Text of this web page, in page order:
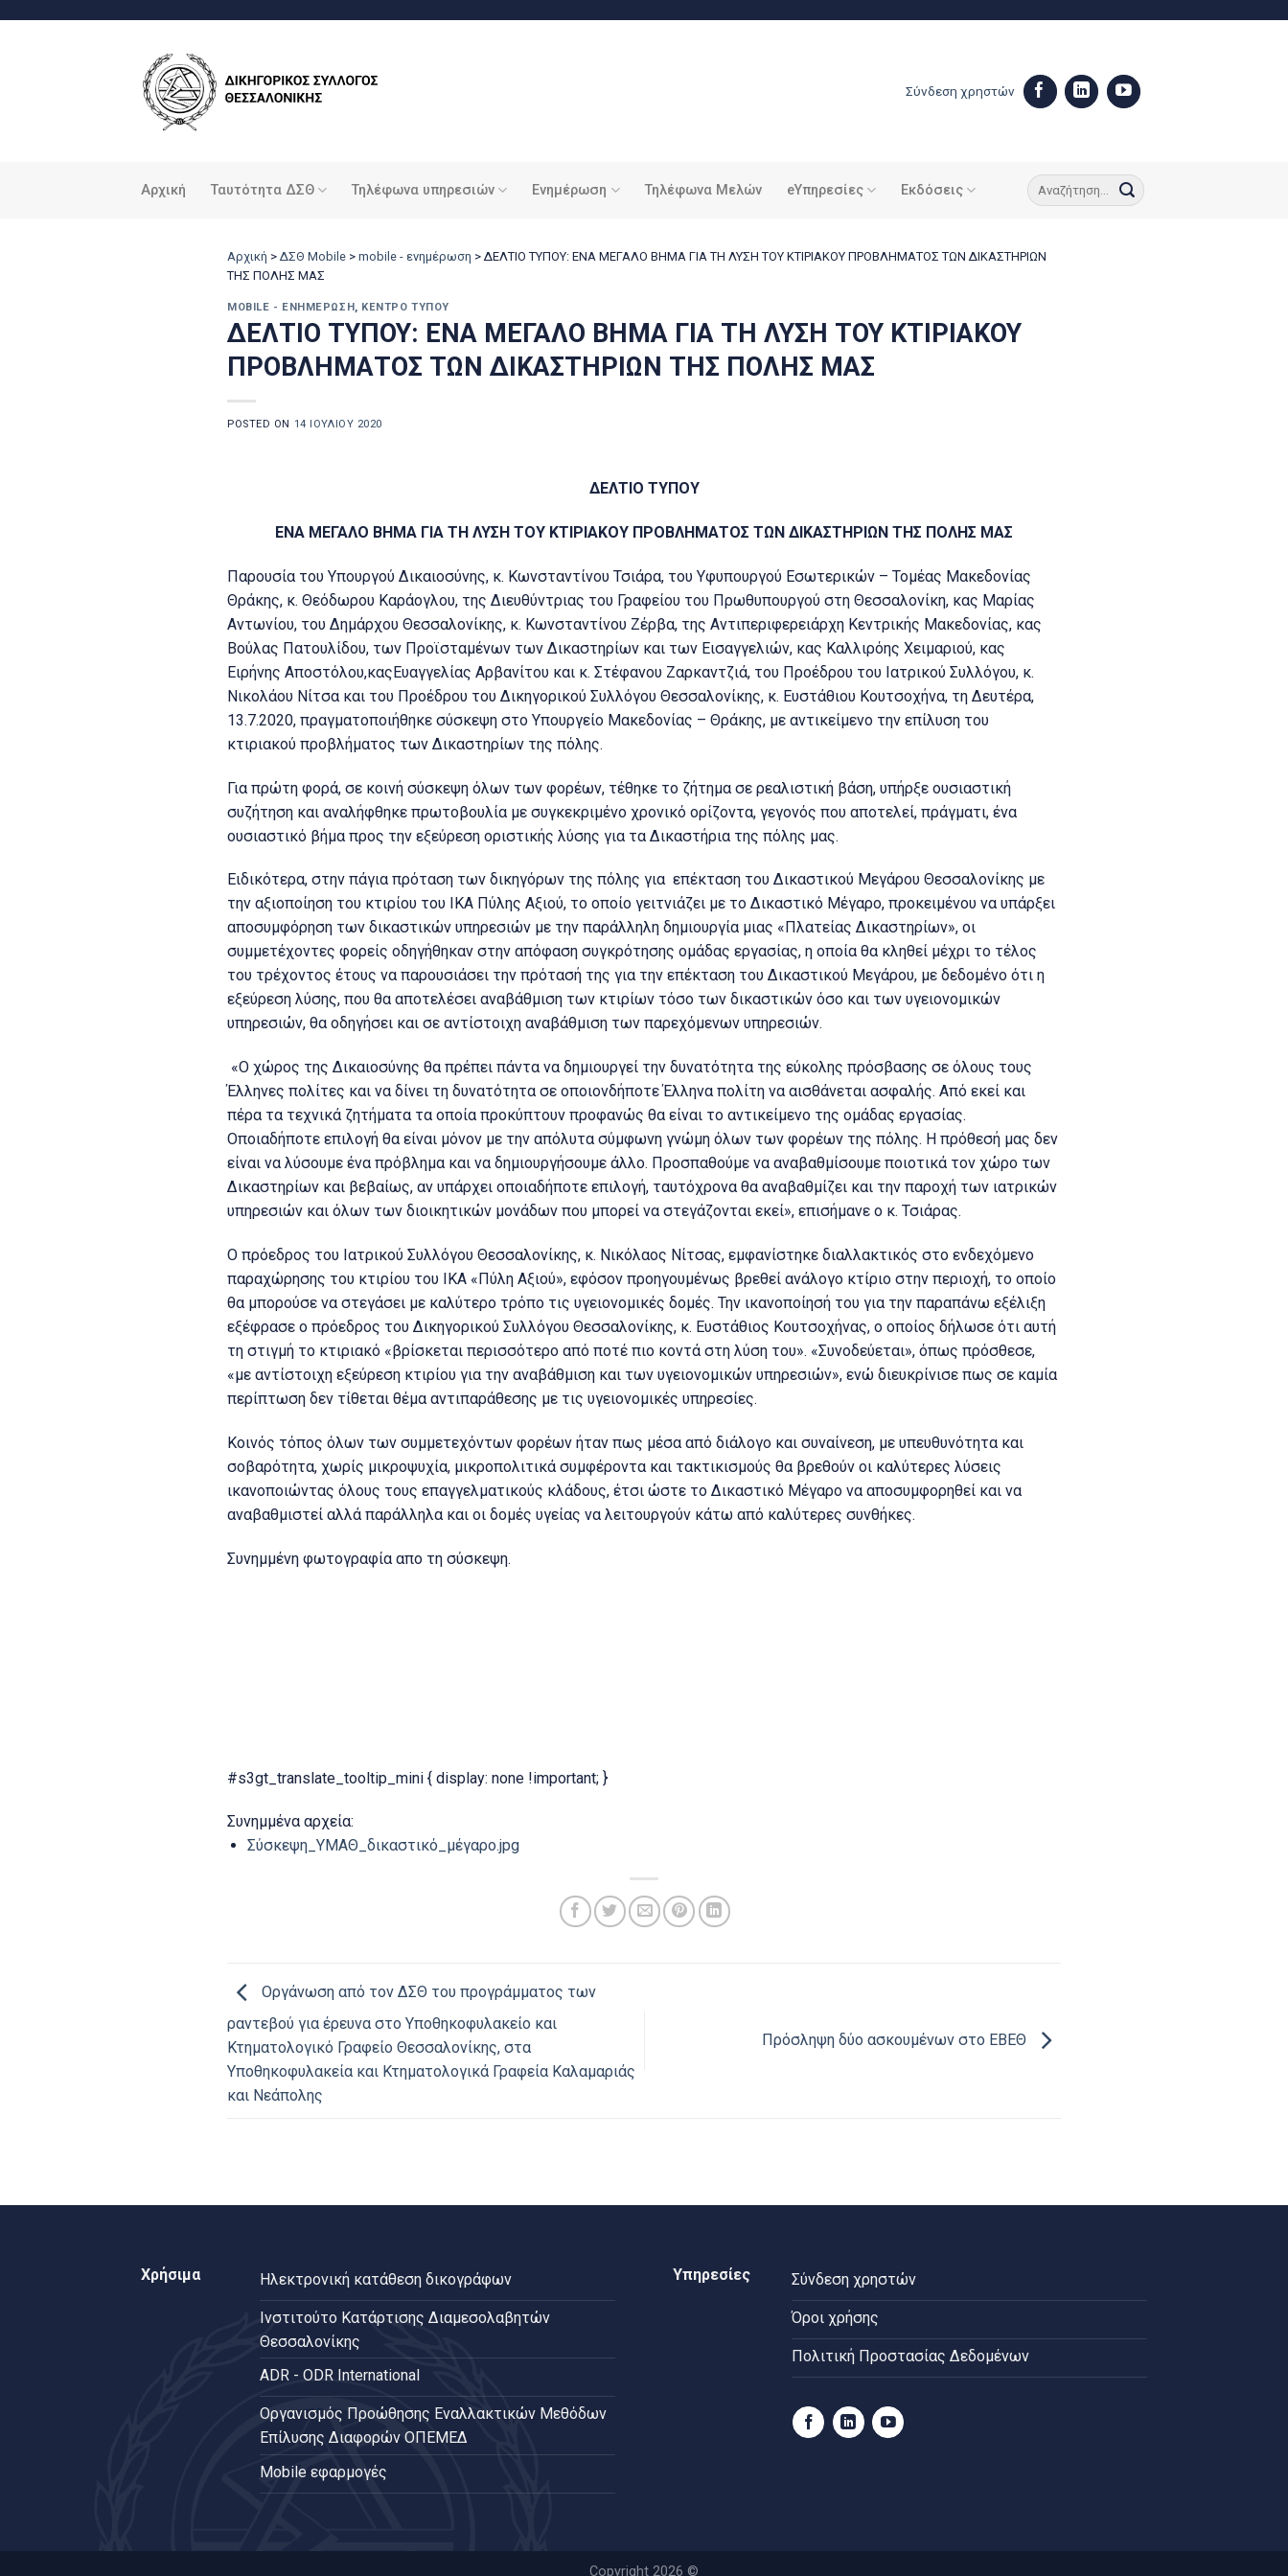
Σύνδεση χρηστών
Αρχική Ταυτότητα ΔΣΘ Τηλέφωνα υπηρεσιών Ενημέρωση Τηλέφωνα Μελών eΥπηρεσίες Εκδόσεις
Αρχική > ΔΣΘ Mobile > mobile - ενημέρωση > ΔΕΛΤΙΟ ΤΥΠΟΥ: ΕΝΑ ΜΕΓΑΛΟ ΒΗΜΑ ΓΙΑ ΤΗ ΛΥΣΗ ΤΟΥ ΚΤΙΡΙΑΚΟΥ ΠΡΟΒΛΗΜΑΤΟΣ ΤΩΝ ΔΙΚΑΣΤΗΡΙΩΝ
ΤΗΣ ΠΟΛΗΣ ΜΑΣ
MOBILE - ΕΝΗΜΈΡΩΣΗ, ΚΈΝΤΡΟ ΤΎΠΟΥ
ΔΕΛΤΙΟ ΤΥΠΟΥ: ΕΝΑ ΜΕΓΑΛΟ ΒΗΜΑ ΓΙΑ ΤΗ ΛΥΣΗ ΤΟΥ ΚΤΙΡΙΑΚΟΥ
ΠΡΟΒΛΗΜΑΤΟΣ ΤΩΝ ΔΙΚΑΣΤΗΡΙΩΝ ΤΗΣ ΠΟΛΗΣ ΜΑΣ
POSTED ON 14 ΙΟΥΛΊΟΥ 2020
ΔΕΛΤΙΟ ΤΥΠΟΥ
ΕΝΑ ΜΕΓΑΛΟ ΒΗΜΑ ΓΙΑ ΤΗ ΛΥΣΗ ΤΟΥ ΚΤΙΡΙΑΚΟΥ ΠΡΟΒΛΗΜΑΤΟΣ ΤΩΝ ΔΙΚΑΣΤΗΡΙΩΝ ΤΗΣ ΠΟΛΗΣ ΜΑΣ
Παρουσία του Υπουργού Δικαιοσύνης, κ. Κωνσταντίνου Τσιάρα, του Υφυπουργού Εσωτερικών – Τομέας Μακεδονίας
Θράκης, κ. Θεόδωρου Καράογλου, της Διευθύντριας του Γραφείου του Πρωθυπουργού στη Θεσσαλονίκη, κας Μαρίας
Αντωνίου, του Δημάρχου Θεσσαλονίκης, κ. Κωνσταντίνου Ζέρβα, της Αντιπεριφερειάρχη Κεντρικής Μακεδονίας, κας
Βούλας Πατουλίδου, των Προϊσταμένων των Δικαστηρίων και των Εισαγγελιών, κας Καλλιρόης Χειμαριού, κας
Ειρήνης Αποστόλου,καςΕυαγγελίας Αρβανίτου και κ. Στέφανου Ζαρκαντζιά, του Προέδρου του Ιατρικού Συλλόγου, κ.
Νικολάου Νίτσα και του Προέδρου του Δικηγορικού Συλλόγου Θεσσαλονίκης, κ. Ευστάθιου Κουτσοχήνα, τη Δευτέρα,
13.7.2020, πραγματοποιήθηκε σύσκεψη στο Υπουργείο Μακεδονίας – Θράκης, με αντικείμενο την επίλυση του
κτιριακού προβλήματος των Δικαστηρίων της πόλης.
Για πρώτη φορά, σε κοινή σύσκεψη όλων των φορέων, τέθηκε το ζήτημα σε ρεαλιστική βάση, υπήρξε ουσιαστική
συζήτηση και αναλήφθηκε πρωτοβουλία με συγκεκριμένο χρονικό ορίζοντα, γεγονός που αποτελεί, πράγματι, ένα
ουσιαστικό βήμα προς την εξεύρεση οριστικής λύσης για τα Δικαστήρια της πόλης μας.
Ειδικότερα, στην πάγια πρόταση των δικηγόρων της πόλης για επέκταση του Δικαστικού Μεγάρου Θεσσαλονίκης με
την αξιοποίηση του κτιρίου του ΙΚΑ Πύλης Αξιού, το οποίο γειτνιάζει με το Δικαστικό Μέγαρο, προκειμένου να υπάρξει
αποσυμφόρηση των δικαστικών υπηρεσιών με την παράλληλη δημιουργία μιας «Πλατείας Δικαστηρίων», οι
συμμετέχοντες φορείς οδηγήθηκαν στην απόφαση συγκρότησης ομάδας εργασίας, η οποία θα κληθεί μέχρι το τέλος
του τρέχοντος έτους να παρουσιάσει την πρότασή της για την επέκταση του Δικαστικού Μεγάρου, με δεδομένο ότι η
εξεύρεση λύσης, που θα αποτελέσει αναβάθμιση των κτιρίων τόσο των δικαστικών όσο και των υγειονομικών
υπηρεσιών, θα οδηγήσει και σε αντίστοιχη αναβάθμιση των παρεχόμενων υπηρεσιών.
«Ο χώρος της Δικαιοσύνης θα πρέπει πάντα να δημιουργεί την δυνατότητα της εύκολης πρόσβασης σε όλους τους
Έλληνες πολίτες και να δίνει τη δυνατότητα σε οποιονδήποτε Έλληνα πολίτη να αισθάνεται ασφαλής. Από εκεί και
πέρα τα τεχνικά ζητήματα τα οποία προκύπτουν προφανώς θα είναι το αντικείμενο της ομάδας εργασίας.
Οποιαδήποτε επιλογή θα είναι μόνον με την απόλυτα σύμφωνη γνώμη όλων των φορέων της πόλης. Η πρόθεσή μας δεν
είναι να λύσουμε ένα πρόβλημα και να δημιουργήσουμε άλλο. Προσπαθούμε να αναβαθμίσουμε ποιοτικά τον χώρο των
Δικαστηρίων και βεβαίως, αν υπάρχει οποιαδήποτε επιλογή, ταυτόχρονα θα αναβαθμίζει και την παροχή των ιατρικών
υπηρεσιών και όλων των διοικητικών μονάδων που μπορεί να στεγάζονται εκεί», επισήμανε ο κ. Τσιάρας.
Ο πρόεδρος του Ιατρικού Συλλόγου Θεσσαλονίκης, κ. Νικόλαος Νίτσας, εμφανίστηκε διαλλακτικός στο ενδεχόμενο
παραχώρησης του κτιρίου του ΙΚΑ «Πύλη Αξιού», εφόσον προηγουμένως βρεθεί ανάλογο κτίριο στην περιοχή, το οποίο
θα μπορούσε να στεγάσει με καλύτερο τρόπο τις υγειονομικές δομές. Την ικανοποίησή του για την παραπάνω εξέλιξη
εξέφρασε ο πρόεδρος του Δικηγορικού Συλλόγου Θεσσαλονίκης, κ. Ευστάθιος Κουτσοχήνας, ο οποίος δήλωσε ότι αυτή
τη στιγμή το κτιριακό «βρίσκεται περισσότερο από ποτέ πιο κοντά στη λύση του». «Συνοδεύεται», όπως πρόσθεσε,
«με αντίστοιχη εξεύρεση κτιρίου για την αναβάθμιση και των υγειονομικών υπηρεσιών», ενώ διευκρίνισε πως σε καμία
περίπτωση δεν τίθεται θέμα αντιπαράθεσης με τις υγειονομικές υπηρεσίες.
Κοινός τόπος όλων των συμμετεχόντων φορέων ήταν πως μέσα από διάλογο και συναίνεση, με υπευθυνότητα και
σοβαρότητα, χωρίς μικροψυχία, μικροπολιτικά συμφέροντα και τακτικισμούς θα βρεθούν οι καλύτερες λύσεις
ικανοποιώντας όλους τους επαγγελματικούς κλάδους, έτσι ώστε το Δικαστικό Μέγαρο να αποσυμφορηθεί και να
αναβαθμιστεί αλλά παράλληλα και οι δομές υγείας να λειτουργούν κάτω από καλύτερες συνθήκες.
Συνημμένη φωτογραφία απο τη σύσκεψη.
#s3gt_translate_tooltip_mini { display: none !important; }
Συνημμένα αρχεία:
Σύσκεψη_ΥΜΑΘ_δικαστικό_μέγαρο.jpg
Οργάνωση από τον ΔΣΘ του προγράμματος των
ραντεβού για έρευνα στο Υποθηκοφυλακείο και
Κτηματολογικό Γραφείο Θεσσαλονίκης, στα
Υποθηκοφυλακεία και Κτηματολογικά Γραφεία Καλαμαριάς
και Νεάπολης
Πρόσληψη δύο ασκουμένων στο ΕΒΕΘ
Χρήσιμα Ηλεκτρονική κατάθεση δικογράφων
Ινστιτούτο Κατάρτισης Διαμεσολαβητών
Θεσσαλονίκης
ADR - ODR International
Oργανισμός Προώθησης Εναλλακτικών Μεθόδων
Επίλυσης Διαφορών ΟΠΕΜΕΔ
Mobile εφαρμογές
Υπηρεσίες Σύνδεση χρηστών
Όροι χρήσης
Πολιτική Προστασίας Δεδομένων
Copyright 2026 ©